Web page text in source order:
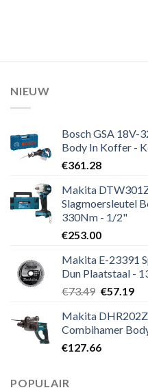
NIEUW
Bosch GSA 18V-
Body In Koffer -
€361.28
Makita
Slagmoersleutel
330Nm - 1/2"
€253.00
Makita E-23391
Dun Plaatstaal -
€73.49
was:
€73.49.
€57.19
is:
Makita DHR202Z
Combihamer
€127.66
POPULAIR